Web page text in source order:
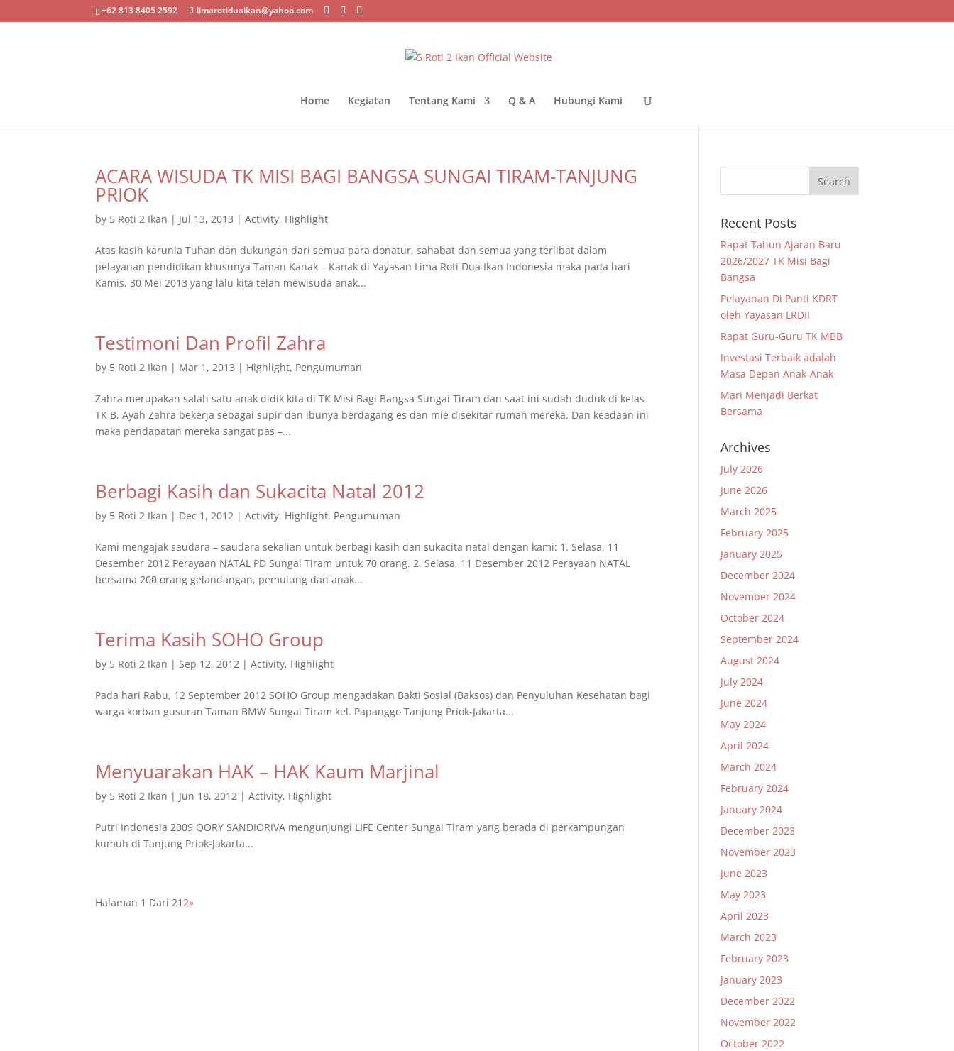
+62 813 8405 2592 limarotiduaikan@yahoo.com
Home Kegiatan Tentang Kami Q & A Hubungi Kami
ACARA WISUDA TK MISI BAGI BANGSA SUNGAI TIRAM-TANJUNG
PRIOK
by 5 Roti 2 Ikan | Jul 13, 2013 |Activity, Highlight
Atas kasih karunia Tuhan dan dukungan dari semua para donatur, sahabat dan semua yang terlibat dalam
pelayanan pendidikan khusunya Taman Kanak – Kanak di Yayasan Lima Roti Dua Ikan Indonesia maka pada hari
Kamis, 30 Mei 2013 yang lalu kita telah mewisuda anak...
Testimoni Dan Profil Zahra
by 5 Roti 2 Ikan | Mar 1, 2013 | Highlight, Pengumuman
Zahra merupakan salah satu anak didik kita di TK Misi Bagi Bangsa Sungai Tiram dan saat ini sudah duduk di kelas
TK B. Ayah Zahra bekerja sebagai supir dan ibunya berdagang es dan mie disekitar rumah mereka. Dan keadaan ini
maka pendapatan mereka sangat pas –...
Berbagi Kasih dan Sukacita Natal 2012
by 5 Roti 2 Ikan | Dec 1, 2012 |Activity, Highlight, Pengumuman
Kami mengajak saudara – saudara sekalian untuk berbagi kasih dan sukacita natal dengan kami: 1. Selasa, 11
Desember 2012 Perayaan NATAL PD Sungai Tiram untuk 70 orang. 2. Selasa, 11 Desember 2012 Perayaan NATAL
bersama 200 orang gelandangan, pemulung dan anak...
Terima Kasih SOHO Group
by 5 Roti 2 Ikan |Sep 12, 2012 |Activity, Highlight
Pada hari Rabu, 12 September 2012 SOHO Group mengadakan Bakti Sosial (Baksos) dan Penyuluhan Kesehatan bagi
warga korban gusuran Taman BMW Sungai Tiram kel. Papanggo Tanjung Priok-Jakarta...
Menyuarakan HAK – HAK Kaum Marjinal
by 5 Roti 2 Ikan | Jun 18, 2012 |Activity, Highlight
Putri Indonesia 2009 QORY SANDIORIVA mengunjungi LIFE Center Sungai Tiram yang berada di perkampungan
kumuh di Tanjung Priok-Jakarta...
Halaman 1 Dari 212»
Recent Posts
Rapat Tahun Ajaran Baru
2026/2027 TK Misi Bagi
Bangsa
Pelayanan Di Panti KDRT
oleh Yayasan LRDII
Rapat Guru-Guru TK MBB
Investasi Terbaik adalah
Masa Depan Anak-Anak
Mari Menjadi Berkat
Bersama
Archives
July 2026
June 2026
March 2025
February 2025
January 2025
December 2024
November 2024
October 2024
September 2024
August 2024
July 2024
June 2024
May 2024
April 2024
March 2024
February 2024
January 2024
December 2023
November 2023
June 2023
May 2023
April 2023
March 2023
February 2023
January 2023
December 2022
November 2022
October 2022